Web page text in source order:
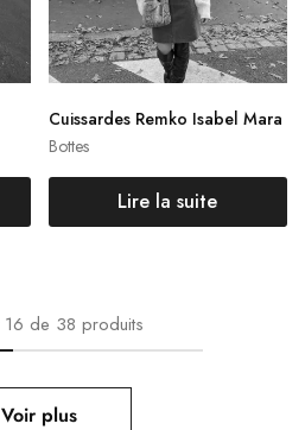
Bottes
Cuissardes Remko Isabel Mara
nt
Lire la suite
16 de 38 produits
Voir plus